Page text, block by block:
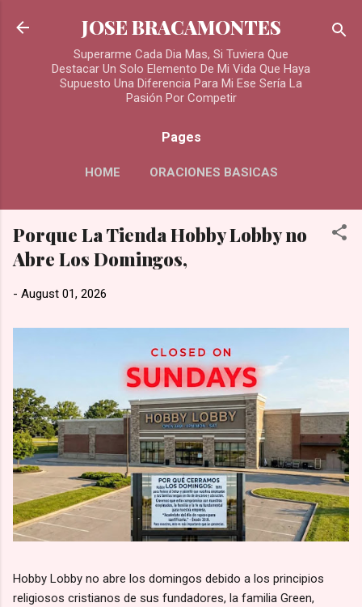
Skip to main content
JOSE BRACAMONTES
Superarme Cada Dia Mas, Si Tuviera Que
Destacar Un Solo Elemento De Mi Vida Que Haya
Supuesto Una Diferencia Para Mi Ese Sería La
Pasión Por Competir
Pages
HOME ORACIONES BASICAS
MORE…
ORACIONES PARA LOS DIFUNTOS
Porque La Tienda Hobby Lobby no
Abre Los Domingos,
- August 01, 2026
Hobby Lobby no abre los domingos debido a los principios
religiosos cristianos de sus fundadores, la familia Green,